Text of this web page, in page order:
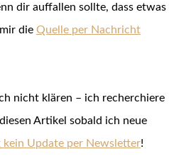
dir auffallen sollte, dass etwas
die Quelle per Nachricht
nicht klären – ich recherchiere
Artikel sobald ich neue
kein Update per Newsletter!